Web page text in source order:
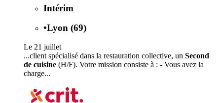
Intérim
•Lyon (69)
Le 21 juillet
...client spécialisé dans la restauration collective, un Second
de cuisine (H/F). Votre mission consiste à : - Vous avez la
charge...